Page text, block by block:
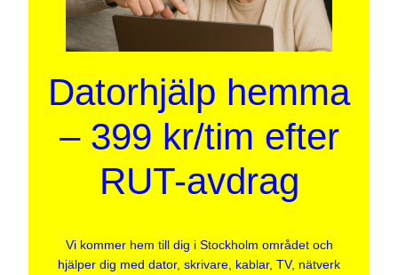
Datorhjälp hemma
– 399 kr/tim efter
RUT-avdrag
Vi kommer hem till dig i Stockholm området och
hjälper dig med dator, skrivare, kablar, TV, nätverk